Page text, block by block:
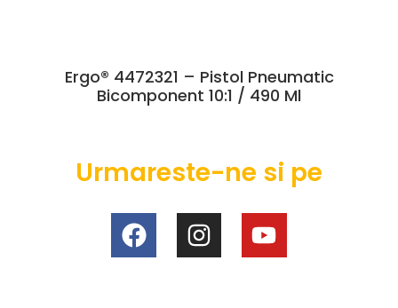
Ergo® 4472321 – Pistol Pneumatic
Bicomponent 10:1 / 490 Ml
Urmareste-ne si pe